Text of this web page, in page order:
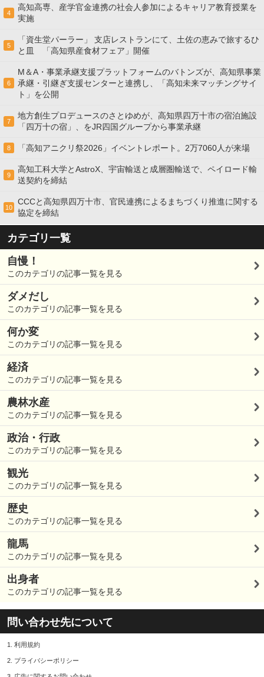
4
高知高専、産学官金連携の社会⼈参加によるキャリア教育授業を
実施
5
「資生堂パーラー」 支店レストランにて、土佐の恵みで旅するひ
と皿 「高知県産食材フェア」開催
6
M＆A・事業承継支援プラットフォームのバトンズが、高知県事業
承継・引継ぎ支援センターと連携し、「高知未来マッチングサイ
ト」を公開
7
地方創生プロデュースのさとゆめが、高知県四万十市の宿泊施設
「四万十の宿」、をJR四国グループから事業承継
8 「高知アニクリ祭2026」イベントレポート。2万7060人が来場
9
高知工科大学とAstroX、宇宙輸送と成層圏輸送で、ペイロード輸
送契約を締結
10
CCCと高知県四万十市、官民連携によるまちづくり推進に関する
協定を締結
カテゴリ一覧
自慢！
このカテゴリの記事一覧を見る
ダメだし
このカテゴリの記事一覧を見る
何か変
このカテゴリの記事一覧を見る
経済
このカテゴリの記事一覧を見る
農林水産
このカテゴリの記事一覧を見る
政治・行政
このカテゴリの記事一覧を見る
観光
このカテゴリの記事一覧を見る
歴史
このカテゴリの記事一覧を見る
龍馬
このカテゴリの記事一覧を見る
出身者
このカテゴリの記事一覧を見る
問い合わせ先について
1. 利用規約
2. プライバシーポリシー